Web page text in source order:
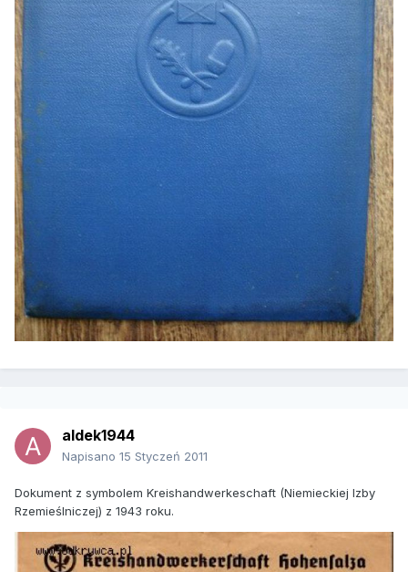
aldek1944
Napisano 15 Styczeń 2011
Dokument z symbolem Kreishandwerkeschaft (Niemieckiej Izby
Rzemieślniczej) z 1943 roku.